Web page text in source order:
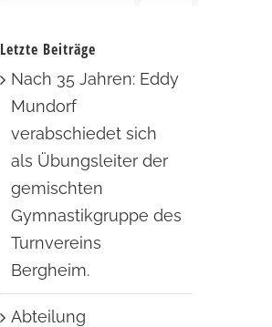
Letzte Beiträge
Nach 35 Jahren: Eddy
Mundorf
verabschiedet sich
als Übungsleiter der
gemischten
Gymnastikgruppe des
Turnvereins
Bergheim.
Abteilung